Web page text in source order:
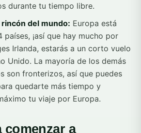
durante tu tiempo libre.
del mundo: Europa está
¡así que hay mucho por
Irlanda, estarás a un corto vuelo
Unido. La mayoría de los demás
son fronterizos, así que puedes
quedarte más tiempo y
tu viaje por Europa.
comenzar a